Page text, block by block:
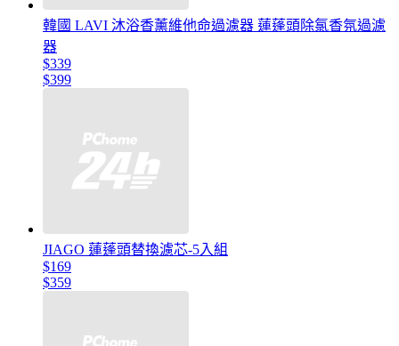
韓國 LAVI 沐浴香薰維他命過濾器 蓮蓬頭除氯香氛過濾
器
$339
$399
JIAGO 蓮蓬頭替換濾芯-5入組
$169
$359